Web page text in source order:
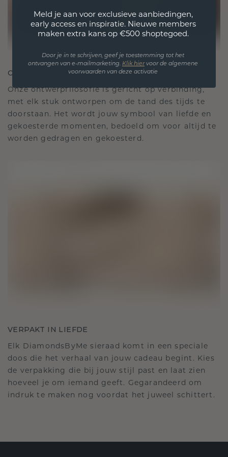
ONTWORPEN VOOR VERBINDING
Onze ontwerpfilosofie is gericht op verbinding,
met elk stuk ontworpen om de tand des tijds te
doorstaan. Het wordt jouw symbool van liefde en
gekoesterde momenten, bedoeld om voor altijd te
worden gedragen en gekoesterd.
VERPAKT IN LIEFDE
Elk DiamondsByMe sieraad komt in een speciale
doos die het verhaal van jouw cadeau begint. Kies
de verpakking die bij jouw stijl past en laat zien
hoeveel je om iemand geeft. Gegarandeerd om
indruk te maken nog voordat het juweel schittert.
Meld je aan voor exclusieve aanbiedingen,
early access en inspiratie. Nieuwe members
maken extra kans op €500 shoptegoed.
Door je in te schrijven, geef je toestemming tot het
ontvangen van e-mailmarketing. Klik hiervoor de algemene
voorwaarden van deze activatie